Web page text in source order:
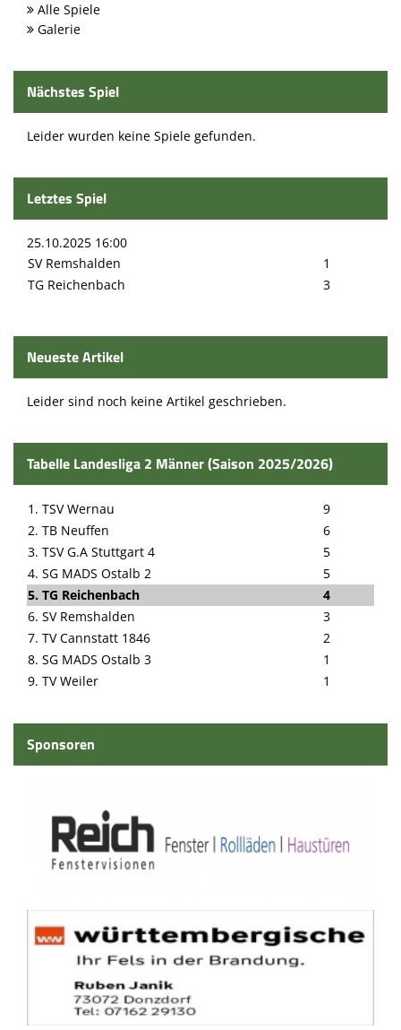
Alle Spiele
Galerie
Nächstes Spiel
Leider wurden keine Spiele gefunden.
Letztes Spiel
25.10.2025 16:00
SV Remshalden
1
TG Reichenbach
3
Neueste Artikel
Leider sind noch keine Artikel geschrieben.
Tabelle Landesliga 2 Männer (Saison 2025/2026)
1. TSV Wernau
9
2. TB Neuffen
6
3. TSV G.A Stuttgart 4
5
4. SG MADS Ostalb 2
5
5. TG Reichenbach
4
6. SV Remshalden
3
7. TV Cannstatt 1846
2
8. SG MADS Ostalb 3
1
9. TV Weiler
1
Sponsoren